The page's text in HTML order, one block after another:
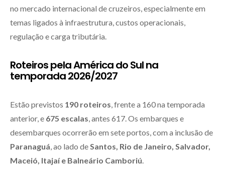
no mercado internacional de cruzeiros, especialmente em
temas ligados à infraestrutura, custos operacionais,
regulação e carga tributária.
Roteiros pela América do Sul na
temporada 2026/2027
Estão previstos 190 roteiros, frente a 160 na temporada
anterior, e 675 escalas, antes 617. Os embarques e
desembarques ocorrerão em sete portos, com a inclusão de
Paranaguá, ao lado deSantos, Rio de Janeiro, Salvador,
Maceió, Itajaí e Balneário Camboriú.